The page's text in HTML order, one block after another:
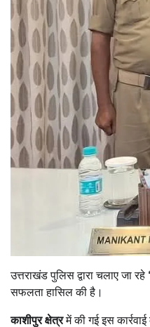
उत्तराखंड पुलिस द्वारा चलाए जा रहे
सफलता हासिल की है।
काशीपुर क्षेत्रमें की गई इस